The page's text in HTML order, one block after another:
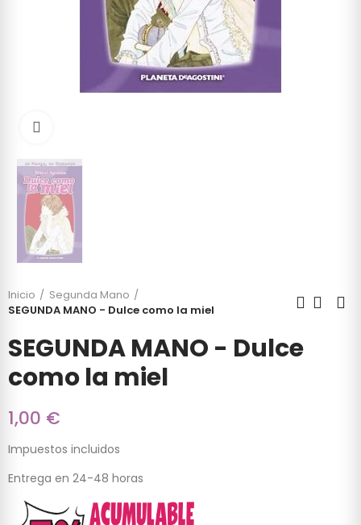
Inicio
Segunda Mano
SEGUNDA MANO - Dulce como la miel
SEGUNDA MANO - Dulce
como la miel
1,00 €
Impuestos incluidos
Entrega en 24-48 horas